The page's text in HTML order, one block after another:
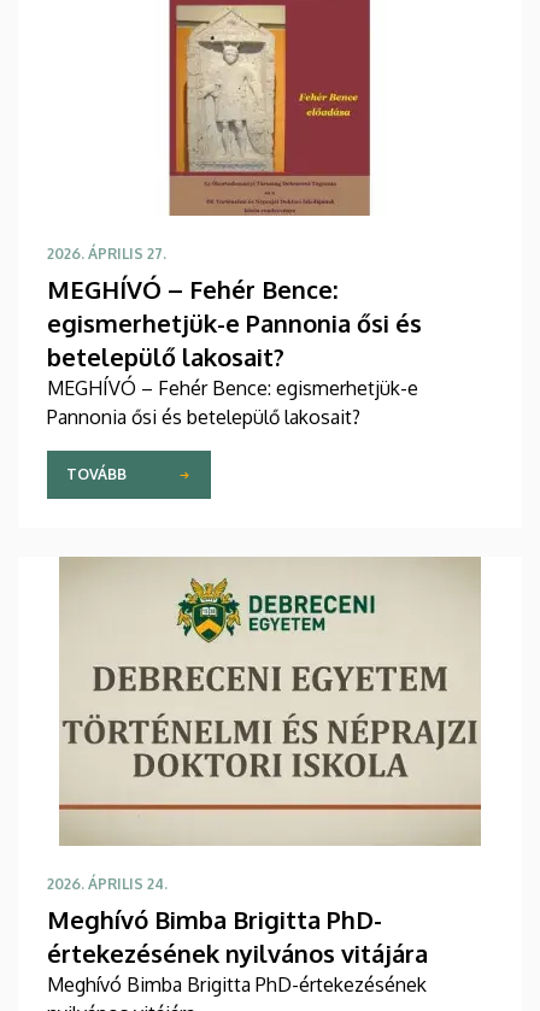
2026. ÁPRILIS 27.
MEGHÍVÓ – Fehér Bence:
egismerhetjük-e Pannonia ősi és
betelepülő lakosait?
MEGHÍVÓ – Fehér Bence: egismerhetjük-e
Pannonia ősi és betelepülő lakosait?
TOVÁBB
2026. ÁPRILIS 24.
Meghívó Bimba Brigitta PhD-
értekezésének nyilvános vitájára
Meghívó Bimba Brigitta PhD-értekezésének